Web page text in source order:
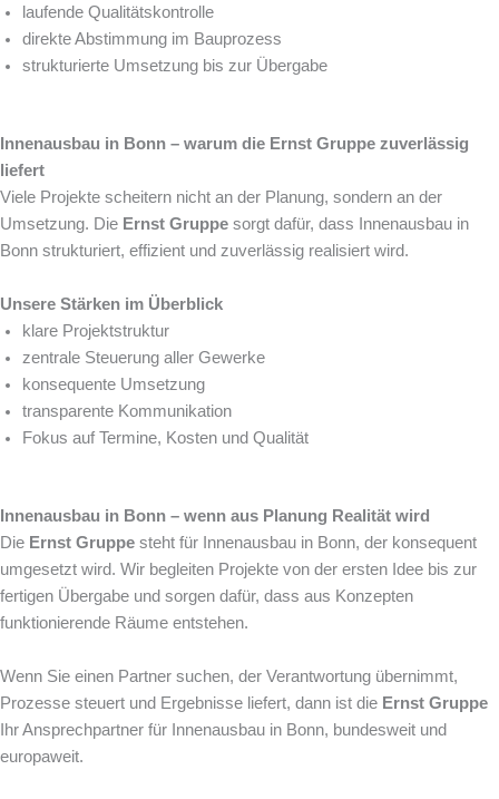
laufende Qualitätskontrolle
direkte Abstimmung im Bauprozess
strukturierte Umsetzung bis zur Übergabe
Innenausbau in Bonn – warum die Ernst Gruppe zuverlässig
liefert
Viele Projekte scheitern nicht an der Planung, sondern an der
Umsetzung. Die Ernst Gruppe sorgt dafür, dass Innenausbau in
Bonn strukturiert, effizient und zuverlässig realisiert wird.
Unsere Stärken im Überblick
klare Projektstruktur
zentrale Steuerung aller Gewerke
konsequente Umsetzung
transparente Kommunikation
Fokus auf Termine, Kosten und Qualität
Innenausbau in Bonn – wenn aus Planung Realität wird
Die Ernst Gruppe steht für Innenausbau in Bonn, der konsequent
umgesetzt wird. Wir begleiten Projekte von der ersten Idee bis zur
fertigen Übergabe und sorgen dafür, dass aus Konzepten
funktionierende Räume entstehen.
Wenn Sie einen Partner suchen, der Verantwortung übernimmt,
Prozesse steuert und Ergebnisse liefert, dann ist die Ernst Gruppe
Ihr Ansprechpartner für Innenausbau in Bonn, bundesweit und
europaweit.